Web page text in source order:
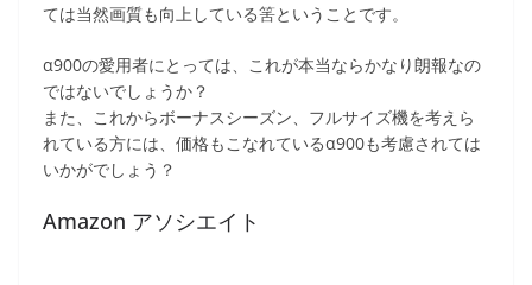
ては当然画質も向上している筈ということです。
α900の愛用者にとっては、これが本当ならかなり朗報なの
ではないでしょうか？
また、これからボーナスシーズン、フルサイズ機を考えら
れている方には、価格もこなれているα900も考慮されては
いかがでしょう？
Amazon アソシエイト